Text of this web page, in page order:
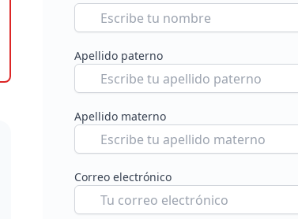
Apellido paterno
Apellido materno
Correo electrónico